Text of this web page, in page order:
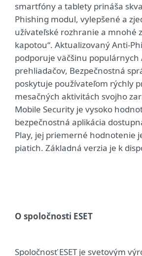
smartfóny a tablety prináša
Phishing modul, vylepšené a
užívateľské rozhranie a mnohé
kapotou“. Aktualizovaný Anti-
podporuje väčšinu populárnych
prehliadačov, Bezpečnostná
poskytuje používateľom rýchly
mesačných aktivitách svojho
Mobile Security je vysoko
bezpečnostná aplikácia
Play, jej priemerné hodnotenie
piatich. Základná verzia je k
O spoločnosti ESET
Spoločnosť ESET je svetovým